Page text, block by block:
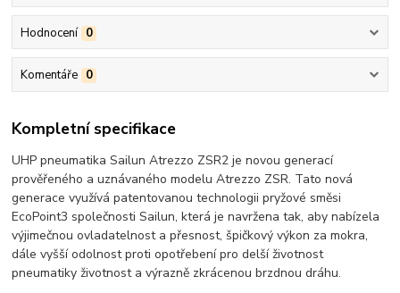
Hodnocení 0
Komentáře 0
Kompletní specifikace
UHP pneumatika Sailun Atrezzo ZSR2 je novou generací
prověřeného a uznávaného modelu Atrezzo ZSR. Tato nová
generace využívá patentovanou technologii pryžové směsi
EcoPoint3 společnosti Sailun, která je navržena tak, aby nabízela
výjimečnou ovladatelnost a přesnost, špičkový výkon za mokra,
dále vyšší odolnost proti opotřebení pro delší životnost
pneumatiky životnost a výrazně zkrácenou brzdnou dráhu.